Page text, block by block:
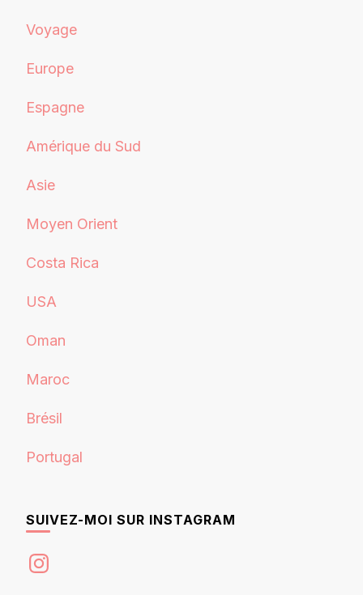
Voyage
Europe
Espagne
Amérique du Sud
Asie
Moyen Orient
Costa Rica
USA
Oman
Maroc
Brésil
Portugal
SUIVEZ-MOI SUR INSTAGRAM
Instagram